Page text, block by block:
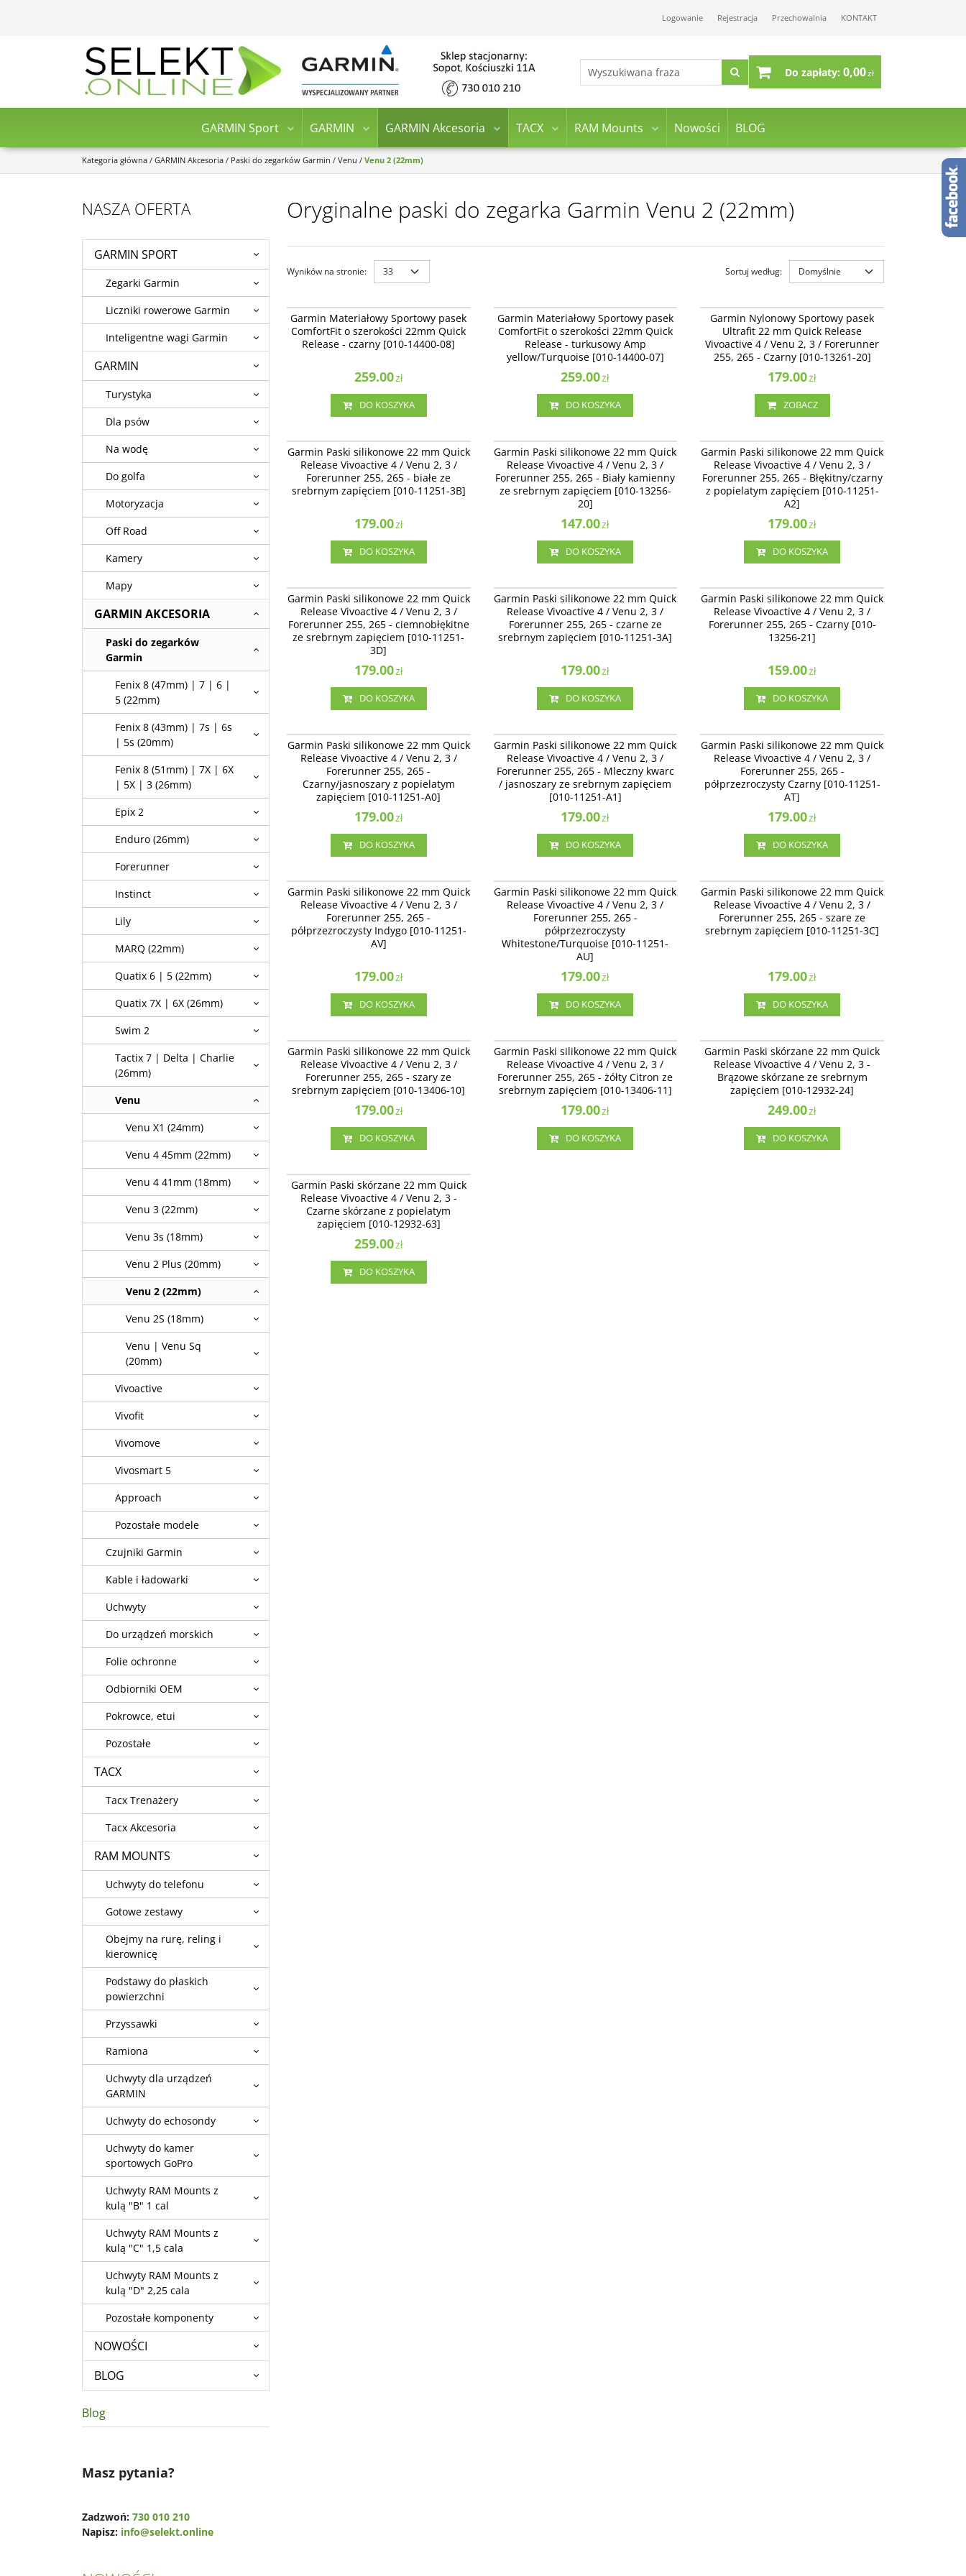
Logowanie Rejestracja Przechowalnia KONTAKT
Do zapłaty: 0,00zł
GARMIN Sport GARMIN GARMIN Akcesoria TACX RAM Mounts Nowości BLOG
Kategoria główna / GARMIN Akcesoria / Paski do zegarków Garmin / Venu / Venu 2 (22mm)
Oryginalne paski do zegarka Garmin Venu 2 (22mm)
Wyników na stronie: Sortuj według:
Garmin Materiałowy Sportowy pasek
ComfortFit o szerokości 22mm Quick Release -
czarny [010-14400-08]
Garmin Materiałowy Sportowy pasek
ComfortFit o szerokości 22mm Quick
Release - czarny [010-14400-08]
259.00zł
DO KOSZYKA
Garmin Materiałowy Sportowy pasek
ComfortFit o szerokości 22mm Quick Release -
turkusowy Amp yellow/Turquoise [010-14400-
Garmin Materiałowy Sportowy pasek
ComfortFit o szerokości 22mm Quick
Release - turkusowy Amp
yellow/Turquoise [010-14400-07]
259.00zł
DO KOSZYKA
Garmin Nylonowy Sportowy pasek Ultrafit 22
mm Quick Release Vivoactive 4 / Venu 2, 3 /
Forerunner 255, 265 - Czarny [010-13261-20]
Dostępność: Zakończono produkcję. Produkt
niedostępny.
Garmin Nylonowy Sportowy pasek
Ultrafit 22 mm Quick Release
Vivoactive 4 / Venu 2, 3 / Forerunner
255, 265 - Czarny [010-13261-20]
179.00zł
ZOBACZ
Garmin Paski silikonowe 22 mm Quick Release
Vivoactive 4 / Venu 2 - białe ze srebrnym
zapięciem [010-11251-3B]
Garmin Paski silikonowe 22 mm Quick
Release Vivoactive 4 / Venu 2, 3 /
Forerunner 255, 265 - białe ze
srebrnym zapięciem [010-11251-3B]
179.00zł
DO KOSZYKA
Garmin Paski silikonowe 22 mm Quick Release
Vivoactive 4 / Venu 2, 3 / Forerunner 255, 265 -
Biały kamienny ze srebrnym zapięciem [010-
13256-20]
Garmin Paski silikonowe 22 mm Quick
Release Vivoactive 4 / Venu 2, 3 /
Forerunner 255, 265 - Biały kamienny
ze srebrnym zapięciem [010-13256-
20]
147.00zł
DO KOSZYKA
Garmin Paski silikonowe 22 mm Quick Release
Vivoactive 4 / Venu 2 / Forerunner 255, 265 -
Błękitny/czarny z popielatym zapięciem [010-
11251-A2]
Garmin Paski silikonowe 22 mm Quick
Release Vivoactive 4 / Venu 2, 3 /
Forerunner 255, 265 - Błękitny/czarny
z popielatym zapięciem [010-11251-
A2]
179.00zł
DO KOSZYKA
Garmin Paski silikonowe 22 mm Quick Release
Vivoactive 4 / Venu 2 - ciemnobłękitne ze
srebrnym zapięciem [010-11251-3D]
Garmin Paski silikonowe 22 mm Quick
Release Vivoactive 4 / Venu 2, 3 /
Forerunner 255, 265 - ciemnobłękitne
ze srebrnym zapięciem [010-11251-
3D]
179.00zł
DO KOSZYKA
Garmin Paski silikonowe 22 mm Quick Release
Vivoactive 4 / Venu 2 - czarne ze srebrnym
zapięciem [010-11251-3A]
Garmin Paski silikonowe 22 mm Quick
Release Vivoactive 4 / Venu 2, 3 /
Forerunner 255, 265 - czarne ze
srebrnym zapięciem [010-11251-3A]
179.00zł
DO KOSZYKA
Garmin Paski silikonowe 22 mm Quick Release
Vivoactive 4 / Venu 2, 3 / Forerunner 255, 265 -
Czarny [010-13256-21]
Garmin Paski silikonowe 22 mm Quick
Release Vivoactive 4 / Venu 2, 3 /
Forerunner 255, 265 - Czarny [010-
13256-21]
159.00zł
DO KOSZYKA
Garmin Paski silikonowe 22 mm Quick Release
Vivoactive 4 / Venu 2 / Forerunner 255, 265 -
Czarny/jasnoszary z popielatym zapięciem
[010-11251-A0]
Garmin Paski silikonowe 22 mm Quick
Release Vivoactive 4 / Venu 2, 3 /
Forerunner 255, 265 -
Czarny/jasnoszary z popielatym
zapięciem [010-11251-A0]
179.00zł
DO KOSZYKA
Garmin Paski silikonowe 22 mm Quick Release
Vivoactive 4 / Venu 2 / Forerunner 255, 265 -
Mleczny kwarc / jasnoszary ze srebrnym
zapięciem [010-11251-A1]
Garmin Paski silikonowe 22 mm Quick
Release Vivoactive 4 / Venu 2, 3 /
Forerunner 255, 265 - Mleczny kwarc
/ jasnoszary ze srebrnym zapięciem
[010-11251-A1]
179.00zł
DO KOSZYKA
Garmin Paski silikonowe 22 mm Quick Release
Vivoactive 4 / Venu 2, 3 / Forerunner 255, 265 -
półprzezroczysty Czarny [010-11251-AT]
Garmin Paski silikonowe 22 mm Quick
Release Vivoactive 4 / Venu 2, 3 /
Forerunner 255, 265 -
półprzezroczysty Czarny [010-11251-
AT]
179.00zł
DO KOSZYKA
Garmin Paski silikonowe 22 mm Quick Release
Vivoactive 4 / Venu 2, 3 / Forerunner 255, 265 -
półprzezroczysty Indygo [010-11251-AV]
Garmin Paski silikonowe 22 mm Quick
Release Vivoactive 4 / Venu 2, 3 /
Forerunner 255, 265 -
półprzezroczysty Indygo [010-11251-
AV]
179.00zł
DO KOSZYKA
Garmin Paski silikonowe 22 mm Quick Release
Vivoactive 4 / Venu 2, 3 / Forerunner 255, 265 -
półprzezroczysty Whitestone/Turquoise [010-
11251-AU]
Garmin Paski silikonowe 22 mm Quick
Release Vivoactive 4 / Venu 2, 3 /
Forerunner 255, 265 -
półprzezroczysty
Whitestone/Turquoise [010-11251-
AU]
179.00zł
DO KOSZYKA
Garmin Paski silikonowe 22 mm Quick Release
Vivoactive 4 / Venu 2 - szare ze srebrnym
zapięciem [010-11251-3C]
Garmin Paski silikonowe 22 mm Quick
Release Vivoactive 4 / Venu 2, 3 /
Forerunner 255, 265 - szare ze
srebrnym zapięciem [010-11251-3C]
179.00zł
DO KOSZYKA
Garmin Paski silikonowe 22 mm Quick Release
Vivoactive 4 / Venu 2, 3 / Forerunner 255, 265 -
szary ze srebrnym zapięciem [010-13406-10]
Garmin Paski silikonowe 22 mm Quick
Release Vivoactive 4 / Venu 2, 3 /
Forerunner 255, 265 - szary ze
srebrnym zapięciem [010-13406-10]
179.00zł
DO KOSZYKA
Garmin Paski silikonowe 22 mm Quick Release
Vivoactive 4 / Venu 2, 3 / Forerunner 255, 265 -
żółty Citron ze srebrnym zapięciem [010-
13406-11]
Garmin Paski silikonowe 22 mm Quick
Release Vivoactive 4 / Venu 2, 3 /
Forerunner 255, 265 - żółty Citron ze
srebrnym zapięciem [010-13406-11]
179.00zł
DO KOSZYKA
Garmin Paski skórzane 22 mm Quick Release
Vivoactive 4 / Venu 2 - Brązowe skórzane ze
srebrnym zapięciem [010-12932-24]
Garmin Paski skórzane 22 mm Quick
Release Vivoactive 4 / Venu 2, 3 -
Brązowe skórzane ze srebrnym
zapięciem [010-12932-24]
249.00zł
DO KOSZYKA
Garmin Paski skórzane 22 mm Quick Release
Vivoactive 4 / Venu 2, 3 - Czarne skórzane z
popielatym zapięciem [010-12932-63]
Garmin Paski skórzane 22 mm Quick
Release Vivoactive 4 / Venu 2, 3 -
Czarne skórzane z popielatym
zapięciem [010-12932-63]
259.00zł
DO KOSZYKA
NASZA OFERTA
GARMIN SPORT
Zegarki Garmin
Liczniki rowerowe Garmin
Inteligentne wagi Garmin
GARMIN
Turystyka
Dla psów
Na wodę
Do golfa
Motoryzacja
Off Road
Kamery
Mapy
GARMIN AKCESORIA
Paski do zegarków
Garmin
Fenix 8 (47mm) | 7 | 6 |
5 (22mm)
Fenix 8 (43mm) | 7s | 6s
| 5s (20mm)
Fenix 8 (51mm) | 7X | 6X
| 5X | 3 (26mm)
Epix 2
Enduro (26mm)
Forerunner
Instinct
Lily
MARQ (22mm)
Quatix 6 | 5 (22mm)
Quatix 7X | 6X (26mm)
Swim 2
Tactix 7 | Delta | Charlie
(26mm)
Venu
Venu X1 (24mm)
Venu 4 45mm (22mm)
Venu 4 41mm (18mm)
Venu 3 (22mm)
Venu 3s (18mm)
Venu 2 Plus (20mm)
Venu 2 (22mm)
Venu 2S (18mm)
Venu | Venu Sq
(20mm)
Vivoactive
Vivofit
Vivomove
Vivosmart 5
Approach
Pozostałe modele
Czujniki Garmin
Kable i ładowarki
Uchwyty
Do urządzeń morskich
Folie ochronne
Odbiorniki OEM
Pokrowce, etui
Pozostałe
TACX
Tacx Trenażery
Tacx Akcesoria
RAM MOUNTS
Uchwyty do telefonu
Gotowe zestawy
Obejmy na rurę, reling i
kierownicę
Podstawy do płaskich
powierzchni
Przyssawki
Ramiona
Uchwyty dla urządzeń
GARMIN
Uchwyty do echosondy
Uchwyty do kamer
sportowych GoPro
Uchwyty RAM Mounts z
kulą "B" 1 cal
Uchwyty RAM Mounts z
kulą "C" 1,5 cala
Uchwyty RAM Mounts z
kulą "D" 2,25 cala
Pozostałe komponenty
NOWOŚCI
BLOG
Blog
Masz pytania?
Zadzwoń: 730 010 210
Napisz: info@selekt.online